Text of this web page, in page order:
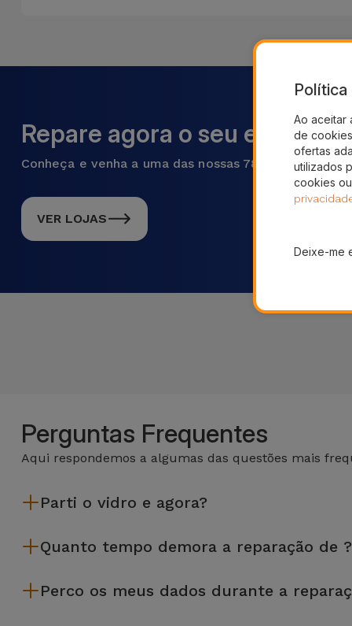
Repare agora o seu
Conheça e venha a uma das nossas 78 lojas em
VER LOJAS
Perguntas Frequentes
Aqui respondemos a algumas das questões mais
Parti o vidro e agora?
Quanto tempo demora a reparação de ?
Perco os meus dados durante a
Política
Ao aceitar
de
ofertas
utilizados
cookies
Deixe-me